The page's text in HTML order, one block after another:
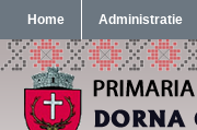
Home Administratie